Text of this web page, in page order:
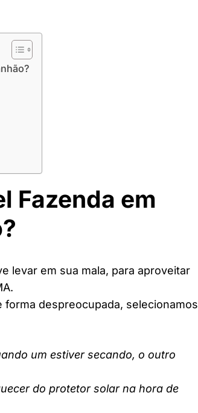
Fazenda em
levar em sua mala, para aproveitar
despreocupada, selecionamos
um estiver secando, o outro
do protetor solar na hora de